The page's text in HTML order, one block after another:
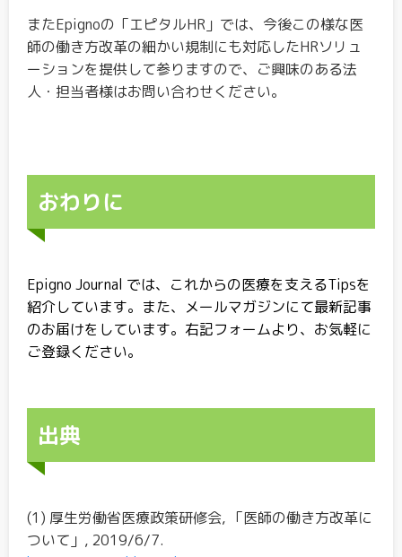
またEpignoの「エピタルHR」では、今後この様な医
師の働き方改革の細かい規制にも対応したHRソリュ
ーションを提供して参りますので、ご興味のある法
人・担当者様はお問い合わせください。
おわりに
Epigno Journal では、これからの医療を支えるTipsを
紹介しています。また、メールマガジンにて最新記事
のお届けをしています。右記フォームより、お気軽に
ご登録ください。
出典
(1) 厚生労働省医療政策研修会, 「医師の働き方改革に
ついて」, 2019/6/7.